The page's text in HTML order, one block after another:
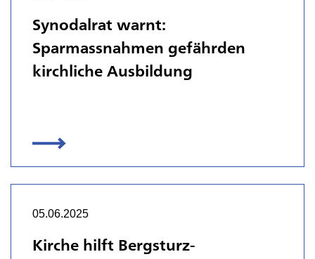
Synodalrat warnt:
Sparmassnahmen gefährden
kirchliche Ausbildung
05.06.2025
Kirche hilft Bergsturz-